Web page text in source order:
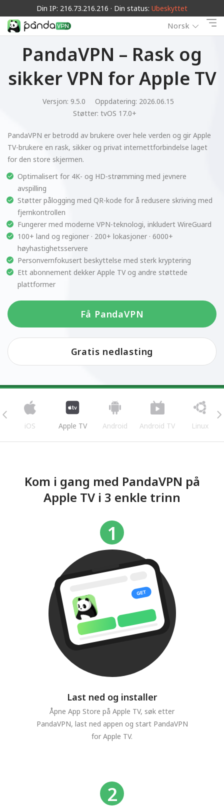
Din IP: 216.73.216.216 · Din status: Ubeskyttet
Norsk
PandaVPN – Rask og
sikker VPN for Apple TV
Versjon: 9.5.0
Oppdatering: 2026.06.15
Støtter: tvOS 17.0+
PandaVPN er betrodd av brukere over hele verden og gir Apple
TV-brukere en rask, sikker og privat internettforbindelse laget
for den store skjermen.
Optimalisert for 4K- og HD-strømming med jevnere
avspilling
Støtter pålogging med QR-kode for å redusere skriving med
fjernkontrollen
Fungerer med moderne VPN-teknologi, inkludert WireGuard
100+ land og regioner · 200+ lokasjoner · 6000+
høyhastighetsservere
Personvernfokusert beskyttelse med sterk kryptering
Ett abonnement dekker Apple TV og andre støttede
plattformer
Få PandaVPN
Gratis nedlasting
iOS Apple TV Android Android TV Linux
Kom i gang med PandaVPN på
Apple TV i 3 enkle trinn
Last ned og installer
Åpne App Store på Apple TV, søk etter
PandaVPN, last ned appen og start PandaVPN
for Apple TV.